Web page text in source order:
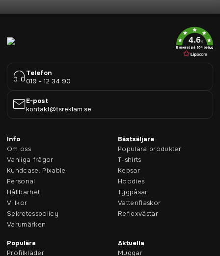
4.6/5
Baserat på 954 betyg
Telefon
019 - 12 34 90
E-post
kontakt@tsreklam.se
Info
Om oss
Vanliga frågor
Kundcase: Pixable
Personal
Hållbarhet
Villkor
Sekretesspolicy
Varumärken
Bästsäljare
Populära produkter
T-shirts
Kepsar
Hoodies
Tygpåsar
Vattenflaskor
Reflexvästar
Populära
Profilkläder
Aktuella
Muggar